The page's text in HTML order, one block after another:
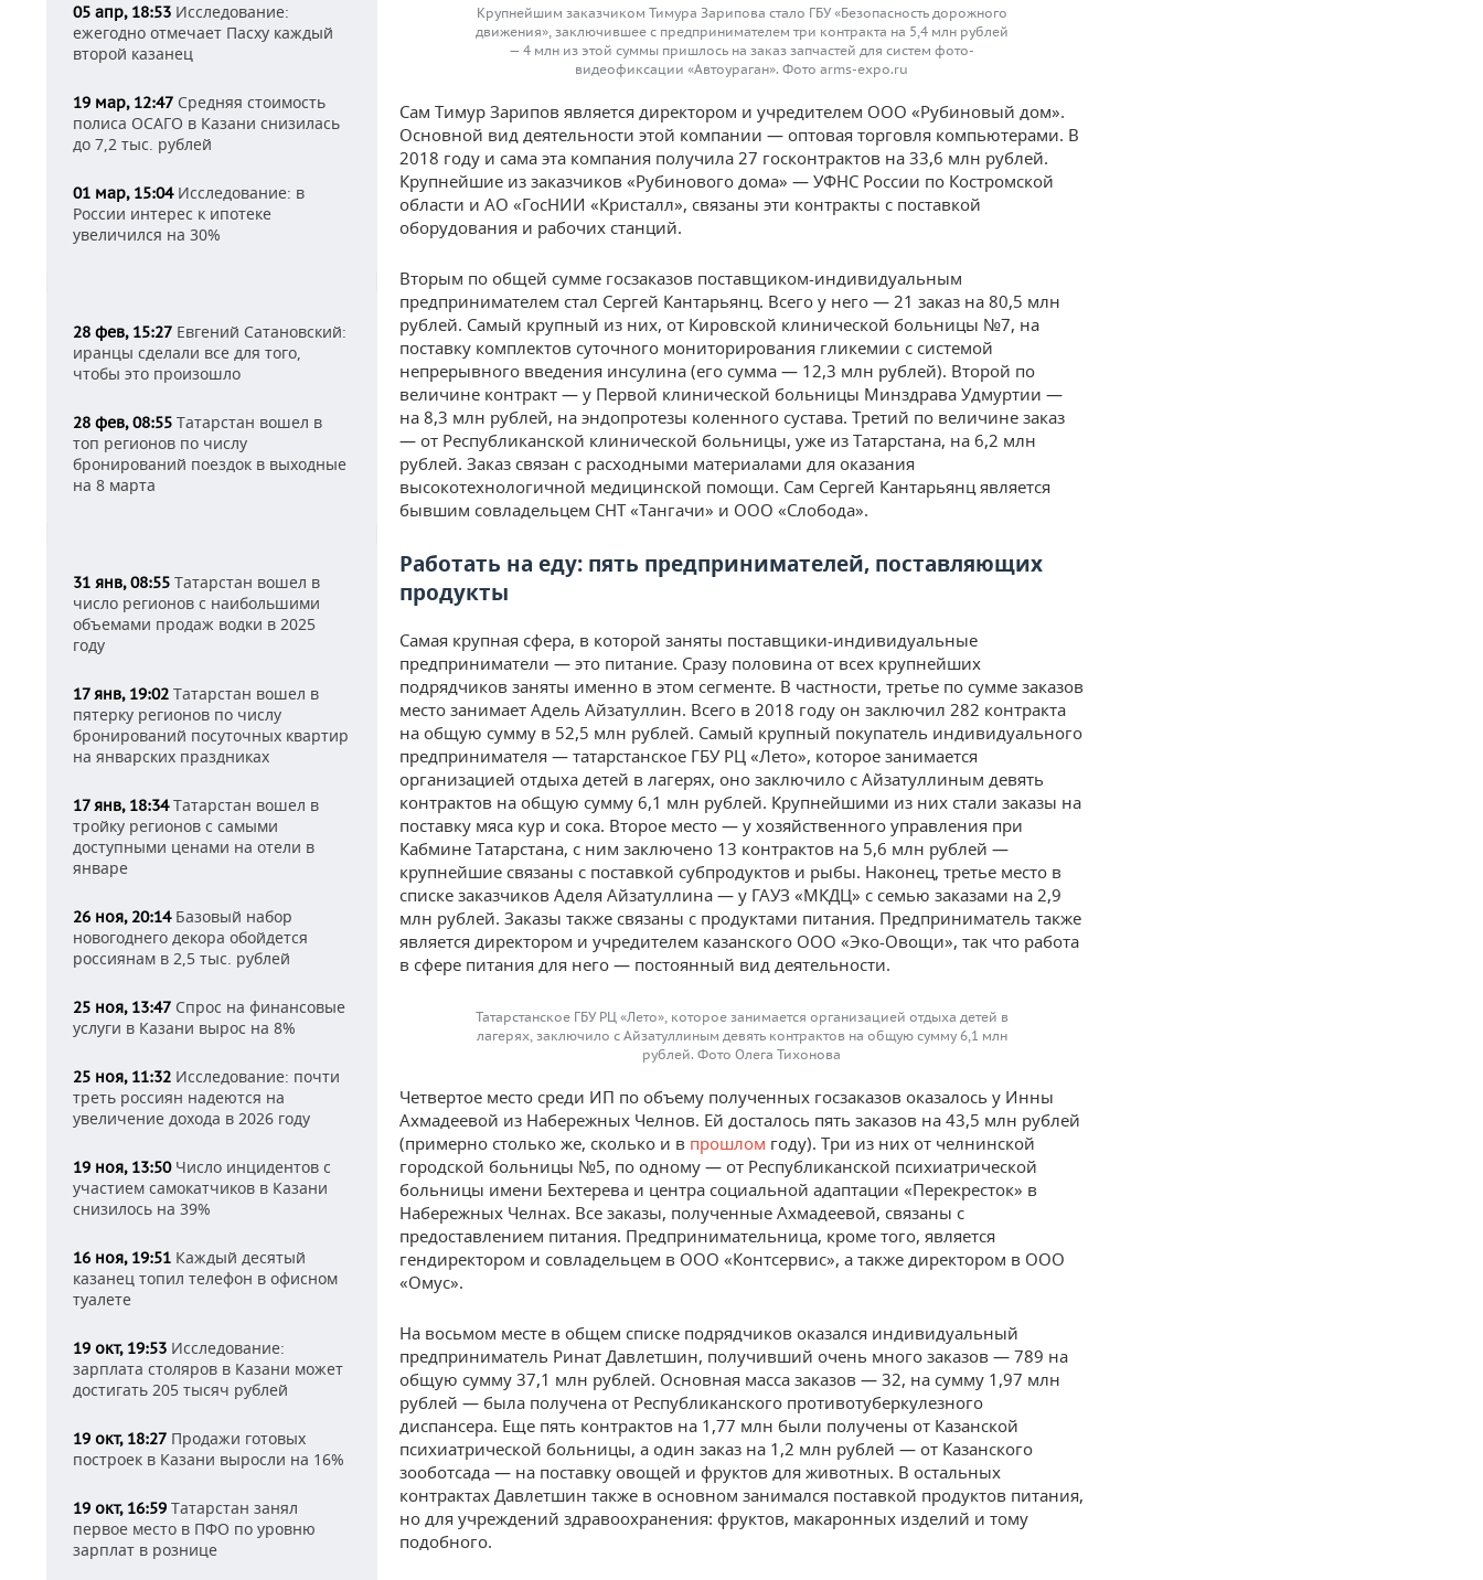
05 апр, 18:53 Исследование:
ежегодно отмечает Пасху каждый
второй казанец
19 мар, 12:47 Средняя стоимость
полиса ОСАГО в Казани снизилась
до 7,2 тыс. рублей
01 мар, 15:04Исследование: в
России интерес к ипотеке
увеличился на 30%
28 фев, 15:27 Евгений Сатановский:
иранцы сделали все для того,
чтобы это произошло
28 фев, 08:55 Татарстан вошел в
топ регионов по числу
бронирований поездок в выходные
на 8 марта
31 янв, 08:55 Татарстан вошел в
число регионов с наибольшими
объемами продаж водки в 2025
году
17 янв, 19:02 Татарстан вошел в
пятерку регионов по числу
бронирований посуточных квартир
на январских праздниках
17 янв, 18:34Татарстан вошел в
тройку регионов с самыми
доступными ценами на отели в
январе
26 ноя, 20:14Базовый набор
новогоднего декора обойдется
россиянам в 2,5 тыс. рублей
25 ноя, 13:47 Спрос на финансовые
услуги в Казани вырос на 8%
25 ноя, 11:32 Исследование: почти
треть россиян надеются на
увеличение дохода в 2026 году
19 ноя, 13:50Число инцидентов с
участием самокатчиков в Казани
снизилось на 39%
16 ноя, 19:51 Каждый десятый
казанец топил телефон в офисном
туалете
19 окт, 19:53 Исследование:
зарплата столяров в Казани может
достигать 205 тысяч рублей
19 окт, 18:27 Продажи готовых
построек в Казани выросли на 16%
19 окт, 16:59 Татарстан занял
первое место в ПФО по уровню
зарплат в рознице
Крупнейшим заказчиком Тимура Зарипова стало ГБУ «Безопасность дорожного
движения», заключившее с предпринимателем три контракта на 5,4 млн рублей
— 4 млн из этой суммы пришлось на заказ запчастей для систем фото-
видеофиксации «Автоураган». Фото arms-expo.ru
Сам Тимур Зарипов является директором и учредителем ООО «Рубиновый дом».
Основной вид деятельности этой компании — оптовая торговля компьютерами. В
2018 году и сама эта компания получила 27 госконтрактов на 33,6 млн рублей.
Крупнейшие из заказчиков «Рубинового дома» — УФНС России по Костромской
области и АО «ГосНИИ «Кристалл», связаны эти контракты с поставкой
оборудования и рабочих станций.
Вторым по общей сумме госзаказов поставщиком-индивидуальным
предпринимателем стал Сергей Кантарьянц. Всего у него — 21 заказ на 80,5 млн
рублей. Самый крупный из них, от Кировской клинической больницы №7, на
поставку комплектов суточного мониторирования гликемии с системой
непрерывного введения инсулина (его сумма — 12,3 млн рублей). Второй по
величине контракт — у Первой клинической больницы Минздрава Удмуртии —
на 8,3 млн рублей, на эндопротезы коленного сустава. Третий по величине заказ
— от Республиканской клинической больницы, уже из Татарстана, на 6,2 млн
рублей. Заказ связан с расходными материалами для оказания
высокотехнологичной медицинской помощи. Сам Сергей Кантарьянц является
бывшим совладельцем СНТ «Тангачи» и ООО «Слобода».
Работать на еду: пять предпринимателей, поставляющих
продукты
Самая крупная сфера, в которой заняты поставщики-индивидуальные
предприниматели — это питание. Сразу половина от всех крупнейших
подрядчиков заняты именно в этом сегменте. В частности, третье по сумме заказов
место занимает Адель Айзатуллин. Всего в 2018 году он заключил 282 контракта
на общую сумму в 52,5 млн рублей. Самый крупный покупатель индивидуального
предпринимателя — татарстанское ГБУ РЦ «Лето», которое занимается
организацией отдыха детей в лагерях, оно заключило с Айзатуллиным девять
контрактов на общую сумму 6,1 млн рублей. Крупнейшими из них стали заказы на
поставку мяса кур и сока. Второе место — у хозяйственного управления при
Кабмине Татарстана, с ним заключено 13 контрактов на 5,6 млн рублей —
крупнейшие связаны с поставкой субпродуктов и рыбы. Наконец, третье место в
списке заказчиков Аделя Айзатуллина — у ГАУЗ «МКДЦ» с семью заказами на 2,9
млн рублей. Заказы также связаны с продуктами питания. Предприниматель также
является директором и учредителем казанского ООО «Эко-Овощи», так что работа
в сфере питания для него — постоянный вид деятельности.
Татарстанское ГБУ РЦ «Лето», которое занимается организацией отдыха детей в
лагерях, заключило с Айзатуллиным девять контрактов на общую сумму 6,1 млн
рублей. Фото Олега Тихонова
Четвертое место среди ИП по объему полученных госзаказов оказалось у Инны
Ахмадеевой из Набережных Челнов. Ей досталось пять заказов на 43,5 млн рублей
(примерно столько же, сколько и в прошлом году). Три из них от челнинской
городской больницы №5, по одному — от Республиканской психиатрической
больницы имени Бехтерева и центра социальной адаптации «Перекресток» в
Набережных Челнах. Все заказы, полученные Ахмадеевой, связаны с
предоставлением питания. Предпринимательница, кроме того, является
гендиректором и совладельцем в ООО «Контсервис», а также директором в ООО
«Омус».
На восьмом месте в общем списке подрядчиков оказался индивидуальный
предприниматель Ринат Давлетшин, получивший очень много заказов — 789 на
общую сумму 37,1 млн рублей. Основная масса заказов — 32, на сумму 1,97 млн
рублей — была получена от Республиканского противотуберкулезного
диспансера. Еще пять контрактов на 1,77 млн были получены от Казанской
психиатрической больницы, а один заказ на 1,2 млн рублей — от Казанского
зооботсада — на поставку овощей и фруктов для животных. В остальных
контрактах Давлетшин также в основном занимался поставкой продуктов питания,
но для учреждений здравоохранения: фруктов, макаронных изделий и тому
подобного.